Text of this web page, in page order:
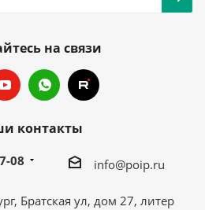
на связи
контакты
08 info@poip.ru
Братская ул, дом 27, литер